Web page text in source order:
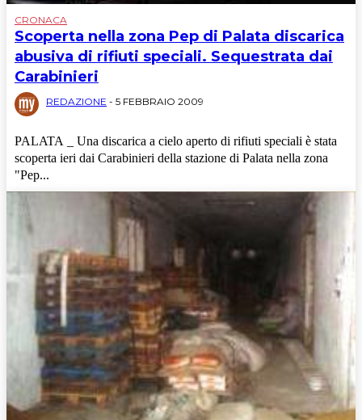
CRONACA
Scoperta nella zona Pep di Palata discarica
abusiva di rifiuti speciali. Sequestrata dai
Carabinieri
REDAZIONE - 5 FEBBRAIO 2009
PALATA _ Una discarica a cielo aperto di rifiuti speciali è stata
scoperta ieri dai Carabinieri della stazione di Palata nella zona
"Pep...